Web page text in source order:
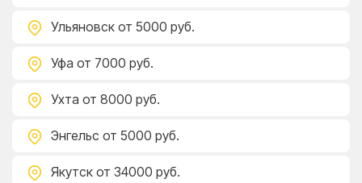
Ульяновск от 5000 руб.
Уфа от 7000 руб.
Ухта от 8000 руб.
Энгельс от 5000 руб.
Якутск от 34000 руб.